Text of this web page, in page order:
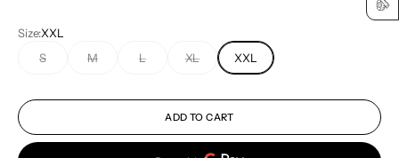
Size:XXL
S
M L XL XXL
ADD TO CART